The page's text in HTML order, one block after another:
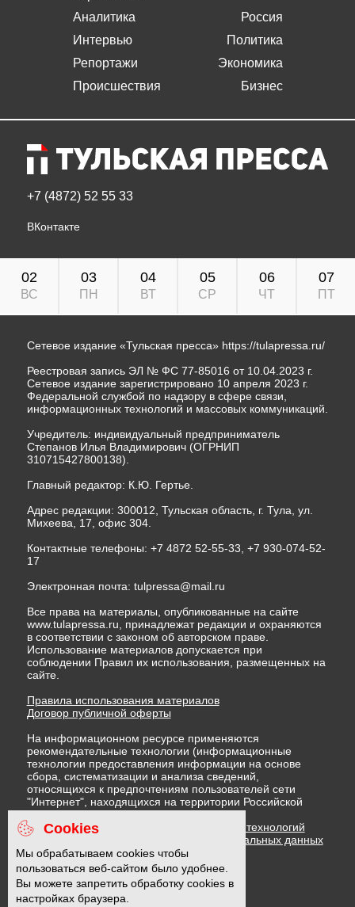
Аналитика
Интервью
Репортажи
Происшествия
Россия
Политика
Экономика
Бизнес
+7 (4872) 52 55 33
ВКонтакте
02
ВС
03
ПН
04
ВТ
05
СР
06
ЧТ
07
ПТ
Сетевое издание «Тульская пресса» https://tulapressa.ru/
Реестровая запись ЭЛ № ФС 77-85016 от 10.04.2023 г.
Сетевое издание зарегистрировано 10 апреля 2023 г.
Федеральной службой по надзору в сфере связи,
информационных технологий и массовых коммуникаций.
Учредитель: индивидуальный предприниматель
Степанов Илья Владимирович (ОГРНИП
310715427800138).
Главный редактор: К.Ю. Гертье.
Адрес редакции: 300012, Тульская область, г. Тула, ул.
Михеева, 17, офис 304.
Контактные телефоны: +7 4872 52-55-33, +7 930-074-52-
17
Электронная почта: tulpressa@mail.ru
Все права на материалы, опубликованные на сайте
www.tulapressa.ru, принадлежат редакции и охраняются
в соответствии с законом об авторском праве.
Использование материалов допускается при
соблюдении Правил их использования, размещенных на
сайте.
Правила использования материалов
Договор публичной оферты
На информационном ресурсе применяются
рекомендательные технологии (информационные
технологии предоставления информации на основе
сбора, систематизации и анализа сведений,
относящихся к предпочтениям пользователей сети
"Интернет", находящихся на территории Российской
Федерации)
Правила применения рекомендательных технологий
Политика в отношении обработки персональных данных
Политика обработки файлов cookie
16 +
Cookies
Мы обрабатываем cookies чтобы
пользоваться веб-сайтом было удобнее.
Вы можете запретить обработку cookies в
настройках браузера.